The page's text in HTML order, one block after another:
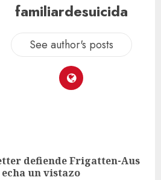
familiardesuicida
See author's posts
defiende Frigatten-Aus
echa un vistazo